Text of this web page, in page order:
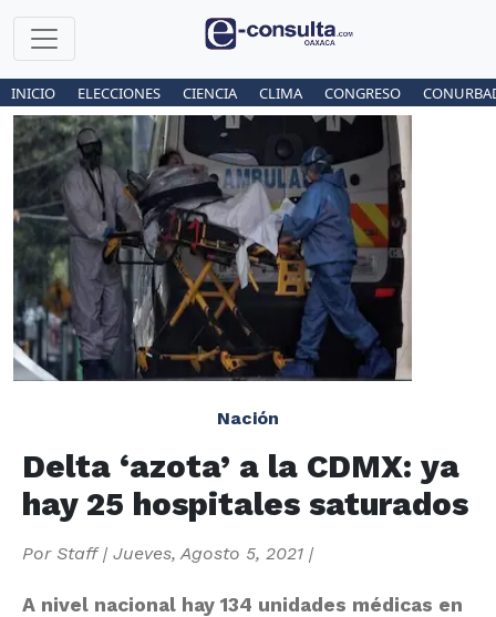
INICIO ELECCIONES CIENCIA CLIMA CONGRESO
Nación
Delta ‘azota’ a la CDMX: ya
hay 25 hospitales saturados
Por Staff| Jueves, Agosto 5, 2021 |
A nivel nacional hay 134 unidades médicas en